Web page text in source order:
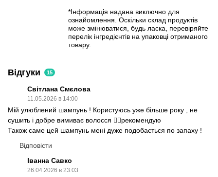
*Інформація надана виключно для
ознайомлення. Оскільки склад продуктів
може змінюватися, будь ласка, перевіряйте
перелік інгредієнтів на упаковці отриманого
товару.
Відгуки 15
Світлана Смєлова
11.05.2026 в 14:00
Мій улюблений шампунь ! Користуюсь уже більше року , не
сушить і добре вимиває волосся 👍🏻рекомендую
Також саме цей шампунь мені дуже подобається по запаху !
Відповісти
Іванна Савко
26.04.2026 в 23:03